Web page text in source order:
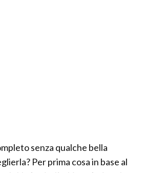
senza qualche bella
Per prima cosa in base al